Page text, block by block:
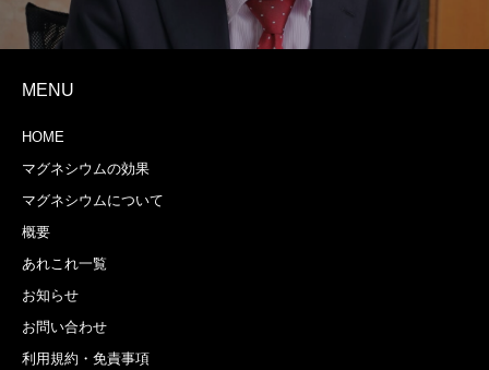
MENU
HOME
マグネシウムの効果
マグネシウムについて
概要
あれこれ一覧
お知らせ
お問い合わせ
利用規約・免責事項